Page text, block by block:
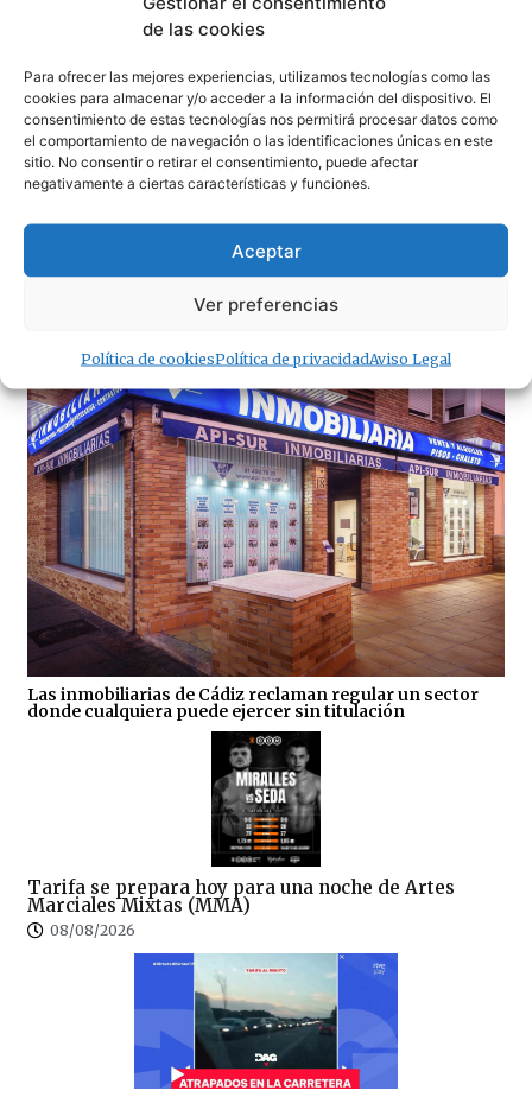
de las cookies
Para ofrecer las mejores experiencias, utilizamos tecnologías como las
cookies para almacenar y/o acceder a la información del dispositivo. El
consentimiento de estas tecnologías nos permitirá procesar datos como
el comportamiento de navegación o las identificaciones únicas en este
sitio. No consentir o retirar el consentimiento, puede afectar
negativamente a ciertas características y funciones.
Aceptar
Ver preferencias
Política de cookiesPolítica de privacidadAviso Legal
Las inmobiliarias de Cádiz reclaman regular un sector
donde cualquiera puede ejercer sin titulación
Tarifa se prepara hoy para una noche de Artes
Marciales Mixtas (MMA)
08/08/2026